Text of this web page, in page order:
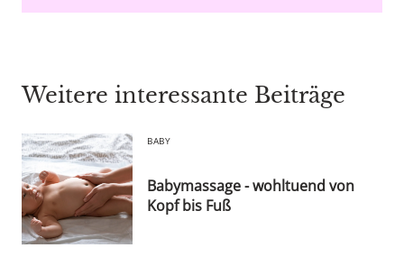
Weitere interessante Beiträge
BABY
Babymassage - wohltuend von
Kopf bis Fuß